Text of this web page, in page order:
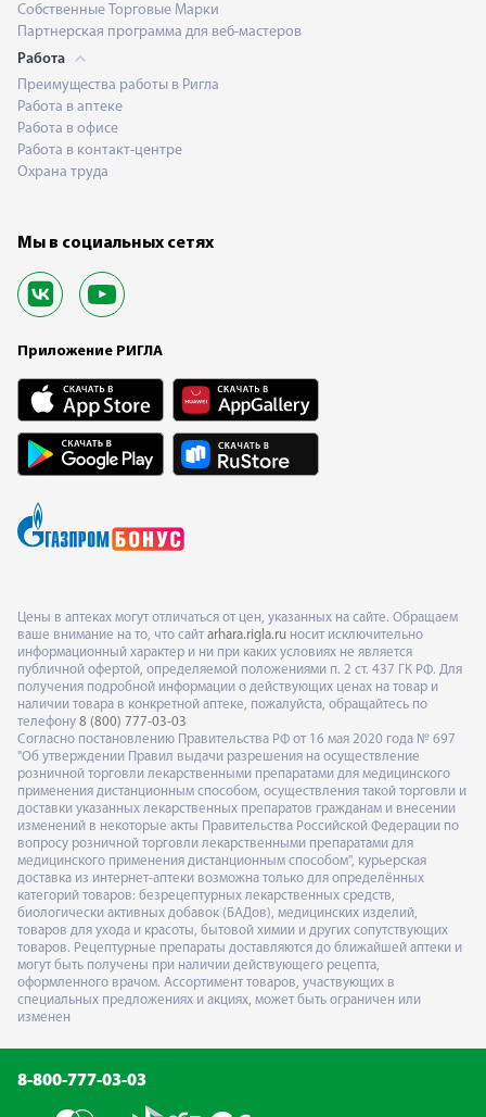
Собственные Торговые Марки
Партнерская программа для веб-мастеров
Работа
Преимущества работы в Ригла
Работа в аптеке
Работа в офисе
Работа в контакт-центре
Охрана труда
Мы в социальных сетях
Приложение РИГЛА
Цены в аптеках могут отличаться от цен, указанных на сайте. Обращаем
ваше внимание на то, что сайт arhara.rigla.ru носит исключительно
информационный характер и ни при каких условиях не является
публичной офертой, определяемой положениями п. 2 ст. 437 ГК РФ. Для
получения подробной информации о действующих ценах на товар и
наличии товара в конкретной аптеке, пожалуйста, обращайтесь по
телефону 8 (800) 777-03-03
Согласно постановлению Правительства РФ от 16 мая 2020 года № 697
"Об утверждении Правил выдачи разрешения на осуществление
розничной торговли лекарственными препаратами для медицинского
применения дистанционным способом, осуществления такой торговли и
доставки указанных лекарственных препаратов гражданам и внесении
изменений в некоторые акты Правительства Российской Федерации по
вопросу розничной торговли лекарственными препаратами для
медицинского применения дистанционным способом", курьерская
доставка из интернет-аптеки возможна только для определённых
категорий товаров: безрецептурных лекарственных средств,
биологически активных добавок (БАДов), медицинских изделий,
товаров для ухода и красоты, бытовой химии и других сопутствующих
товаров. Рецептурные препараты доставляются до ближайшей аптеки и
могут быть получены при наличии действующего рецепта,
оформленного врачом. Ассортимент товаров, участвующих в
специальных предложениях и акциях, может быть ограничен или
изменен
8-800-777-03-03